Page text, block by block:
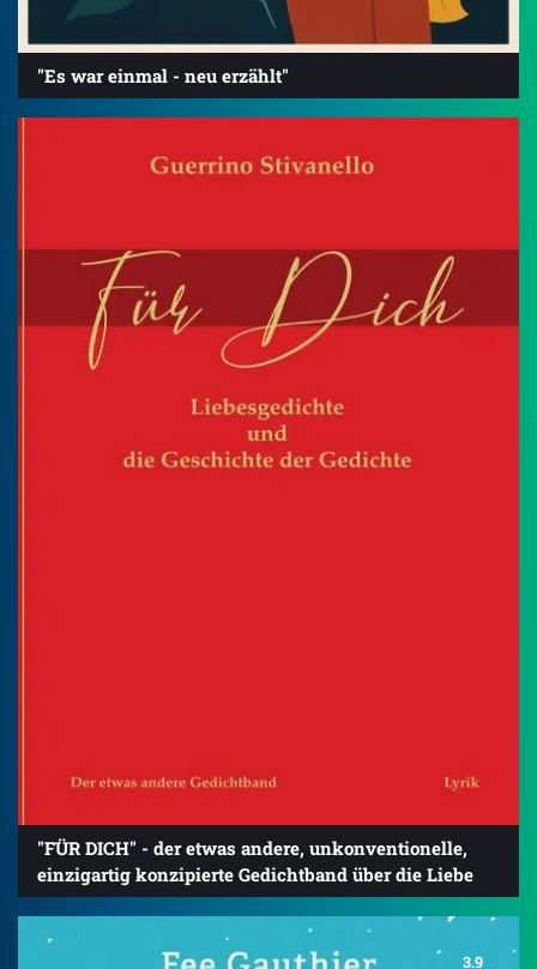
"Es war einmal - neu erzählt"
"FÜR DICH" - der etwas andere, unkonventionelle,
einzigartig konzipierte Gedichtband über die Liebe
3.9